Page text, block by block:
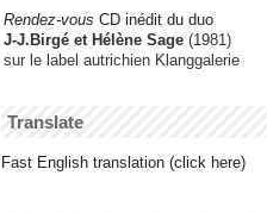
Rendez-vous CD inédit du duo
J-J.Birgé et Hélène Sage (1981)
sur le label autrichien Klanggalerie
Translate
Fast English translation (click here)